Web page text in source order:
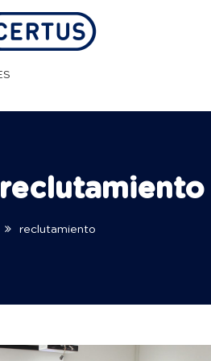
reclutamiento
reclutamiento